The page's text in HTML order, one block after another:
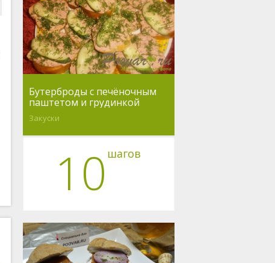
Бутерброды с печёночным
паштетом и грудинкой
Закуски
10 шагов